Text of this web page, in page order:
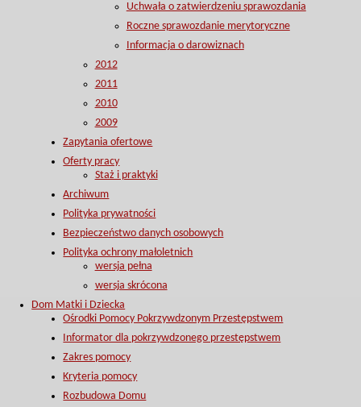
Uchwała o zatwierdzeniu sprawozdania
Roczne sprawozdanie merytoryczne
Informacja o darowiznach
2012
2011
2010
2009
Zapytania ofertowe
Oferty pracy
Staż i praktyki
Archiwum
Polityka prywatności
Bezpieczeństwo danych osobowych
Polityka ochrony małoletnich
wersja pełna
wersja skrócona
Dom Matki i Dziecka
Ośrodki Pomocy Pokrzywdzonym Przestępstwem
Informator dla pokrzywdzonego przestępstwem
Zakres pomocy
Kryteria pomocy
Rozbudowa Domu